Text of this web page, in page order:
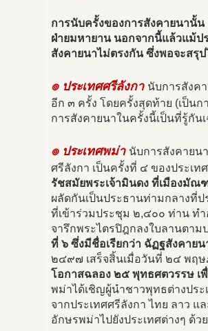
การนับครั้งของการสังคายนานั้
ฝ่ายมหายาน นอกจากนี้แล้วแม้ป
สังคายนาไม่ตรงกัน ซึ่งพอจะสรุ
๏ ประเทศศรีลังกา นับการสังค
อีก ๓ ครั้ง โดยครั้งสุดท้าย (เป็น
การสังคายนาในครั้งนี้เป็นที่รู้กัน
๏ ประเทศพม่า นับการสังคายน
ศรีลังกา เป็นครั้งที่ ๔ ของประเ
รัชสมัยพระเจ้ามินดง ที่เมืองมัณ
ผลัดกันเป็นประธานท่ามกลางที่
ที่เข้าร่วมประชุม ๒,๔๐๐ ท่าน ทำ
จารึกพระไตรปิฎกลงใบลานตา
ที่ ๖ ซึ่งมีชื่อเรียกว่า ฉัฏฐสังคายน
๒๔๙๗ เสร็จสิ้นเมื่อวันที่ ๒๔ พ
โอกาสฉลอง ๒๕ พุทธศตวรรษ เ
พม่าได้เชิญผู้นำชาวพุทธต่างประ
จากประเทศศรีลังกา ไทย ลาว
อักษรพม่าไปยังประเทศต่างๆ ด้วย